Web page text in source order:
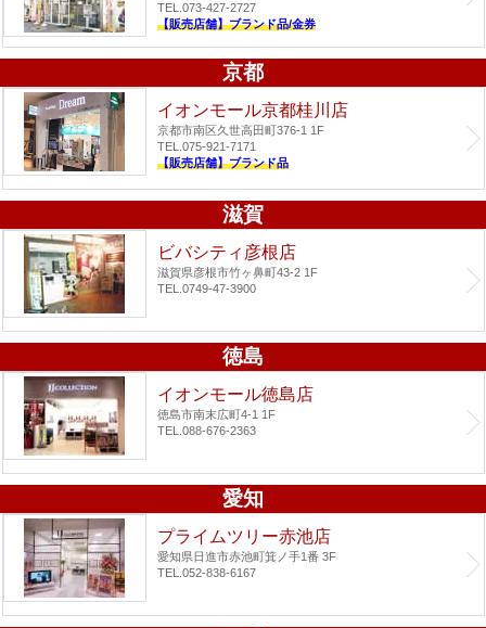
TEL.073-427-2727
【販売店舗】ブランド品/金券
京都
イオンモール京都桂川店
京都市南区久世高田町376-1 1F
TEL.075-921-7171
【販売店舗】ブランド品
滋賀
ビバシティ彦根店
滋賀県彦根市竹ヶ鼻町43-2 1F
TEL.0749-47-3900
徳島
イオンモール徳島店
徳島市南末広町4-1 1F
TEL.088-676-2363
愛知
プライムツリー赤池店
愛知県日進市赤池町箕ノ手1番 3F
TEL.052-838-6167